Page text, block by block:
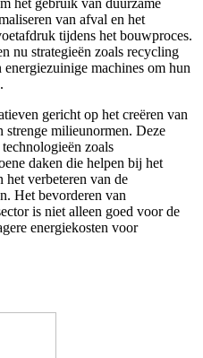
het gebruik van duurzame
van afval en het
tijdens het bouwproces.
nu strategieën zoals recycling
machines om hun
gericht op het creëren van
strenge milieunormen. Deze
zoals
daken die helpen bij het
verbeteren van de
Het bevorderen van
is niet alleen goed voor de
energiekosten voor